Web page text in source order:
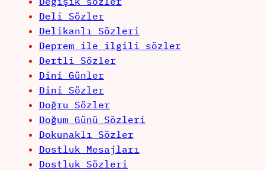
Deli Sözler
Delikanlı Sözleri
Deprem ile ilgili sözler
Dertli Sözler
Dini Günler
Dini Sözler
Doğru Sözler
Doğum Günü Sözleri
Dokunaklı Sözler
Dostluk Mesajları
Dostluk Sözleri